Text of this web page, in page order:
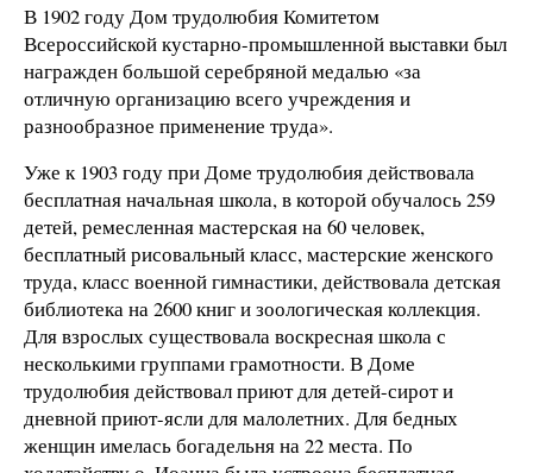
В 1902 году Дом трудолюбия Комитетом
Всероссийской кустарно-промышленной выставки был
награжден большой серебряной медалью «за
отличную организацию всего учреждения и
разнообразное применение труда».
Уже к 1903 году при Доме трудолюбия действовала
бесплатная начальная школа, в которой обучалось 259
детей, ремесленная мастерская на 60 человек,
бесплатный рисовальный класс, мастерские женского
труда, класс военной гимнастики, действовала детская
библиотека на 2600 книг и зоологическая коллекция.
Для взрослых существовала воскресная школа с
несколькими группами грамотности. В Доме
трудолюбия действовал приют для детей-сирот и
дневной приют-ясли для малолетних. Для бедных
женщин имелась богадельня на 22 места. По